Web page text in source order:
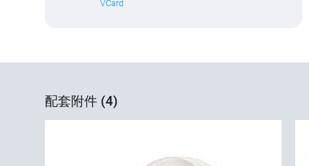
VCard
配套附件 (4)